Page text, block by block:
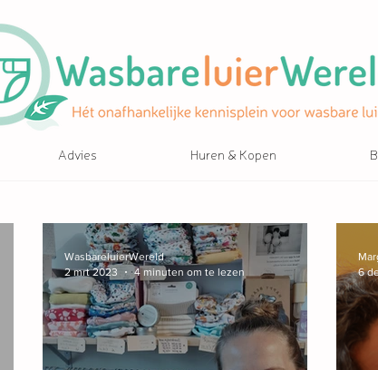
Advies Huren & Kopen
WasbareluierWereld
2 mrt 2023
4 minuten om te lezen
6